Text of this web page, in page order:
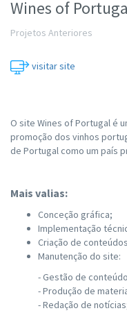
Wines of
Projetos Anteriores
visitar site
O site Wines of Portugal é
promoção dos vinhos
de Portugal como um país
Mais valias:
Conceção gráfica;
Implementação
Criação de
Manutenção do site:
- Gestão de
- Produção de
- Redação de